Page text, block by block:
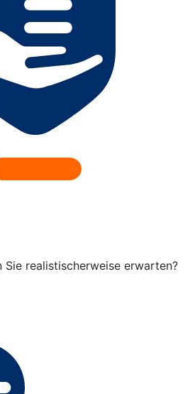
Sie realistischerweise erwarten?